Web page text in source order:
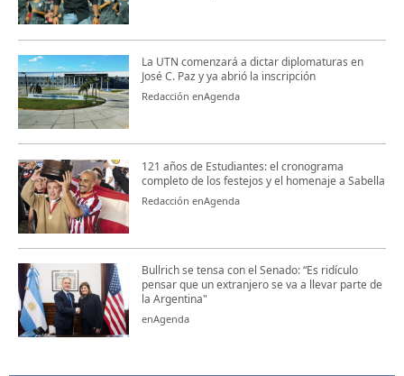
La UTN comenzará a dictar diplomaturas en
José C. Paz y ya abrió la inscripción
Redacción enAgenda
121 años de Estudiantes: el cronograma
completo de los festejos y el homenaje a Sabella
Redacción enAgenda
Bullrich se tensa con el Senado: “Es ridículo
pensar que un extranjero se va a llevar parte de
la Argentina"
enAgenda